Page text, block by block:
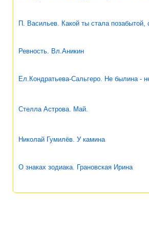
П. Васильев. Какой ты стала позабытой,
Ревность. Вл.Аникин
Ел.Кондратьева-Сальгеро. Не былина -
Стелла Астрова. Май.
Николай Гумилёв. У камина
О знаках зодиака. Грановская Ирина